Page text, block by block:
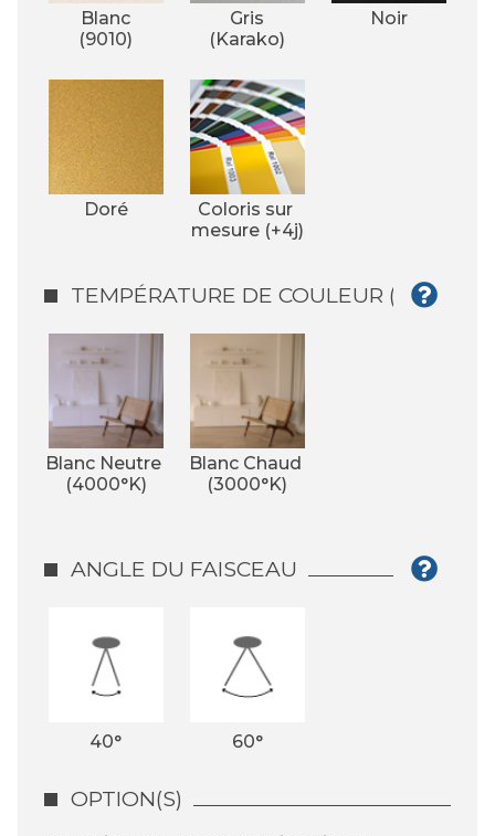
Blanc
(9010)
Gris
(Karako)
Noir
Doré
Coloris sur
mesure (+4j)
TEMPÉRATURE DE COULEUR (°K)
Blanc Neutre
(4000°K)
Blanc Chaud
(3000°K)
ANGLE DU FAISCEAU
40° 60°
OPTION(S)